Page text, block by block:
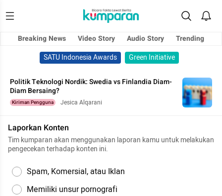
Breaking News Video Story Audio Story
Trending
SATU Indonesia Awards
Green Initiative
Politik Teknologi Nordik: Swedia vs Finlandia Diam-
Diam Bersaing?
Kiriman Pengguna Jesica Alqarani
Laporkan Konten
Tim kumparan akan menggunakan laporan kamu untuk melakukan
pengecekan terhadap konten ini.
Spam, Komersial, atau Iklan
Memiliki unsur pornografi